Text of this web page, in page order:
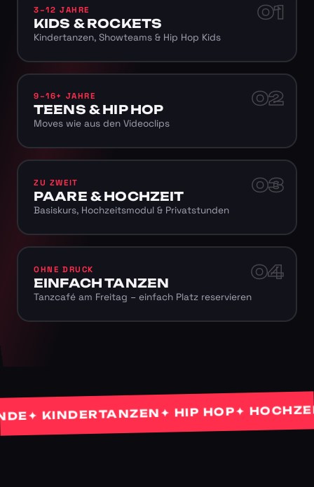
01
3–12 JAHRE
KIDS & ROCKETS
Kindertanzen, Showteams & Hip Hop Kids
02
9–16+ JAHRE
TEENS & HIP HOP
Moves wie aus den Videoclips
03
ZU ZWEIT
PAARE & HOCHZEIT
Basiskurs, Hochzeitsmodul & Privatstunden
04
OHNE DRUCK
EINFACH TANZEN
Tanzcafé am Freitag – einfach Platz reservieren
KINDERTANZEN✦ HIP HOP ✦